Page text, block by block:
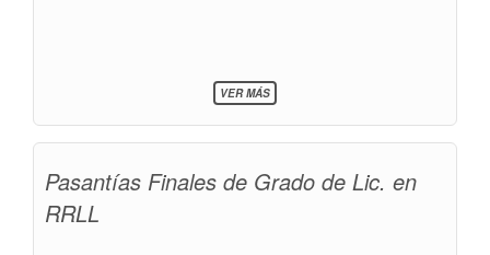
VER MÁSSOBRE
PARCIAL
PROF.
Pasantías Finales de Grado de Lic. en
RRLL